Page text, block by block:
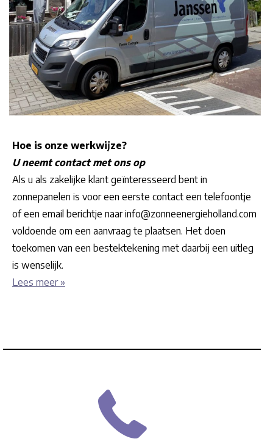
Hoe is onze werkwijze?
U neemt contact met ons op
Als u als zakelijke klant geïnteresseerd bent in
zonnepanelen is voor een eerste contact een telefoontje
of een email berichtje naar info@zonneenergieholland.com
voldoende om een aanvraag te plaatsen. Het doen
toekomen van een bestektekening met daarbij een uitleg
is wenselijk.
Lees meer »